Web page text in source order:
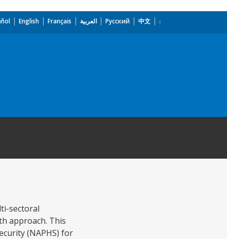
English Français العربية Русский 中文
sectoral
approach. This
(NAPHS) for